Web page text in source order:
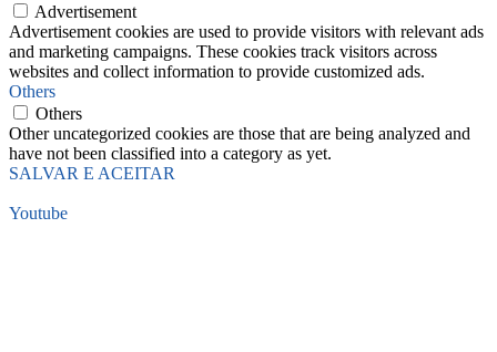
Advertisement
Advertisement cookies are used to provide visitors with relevant ads
and marketing campaigns. These cookies track visitors across
websites and collect information to provide customized ads.
Others
Others
Other uncategorized cookies are those that are being analyzed and
have not been classified into a category as yet.
SALVAR E ACEITAR
Youtube